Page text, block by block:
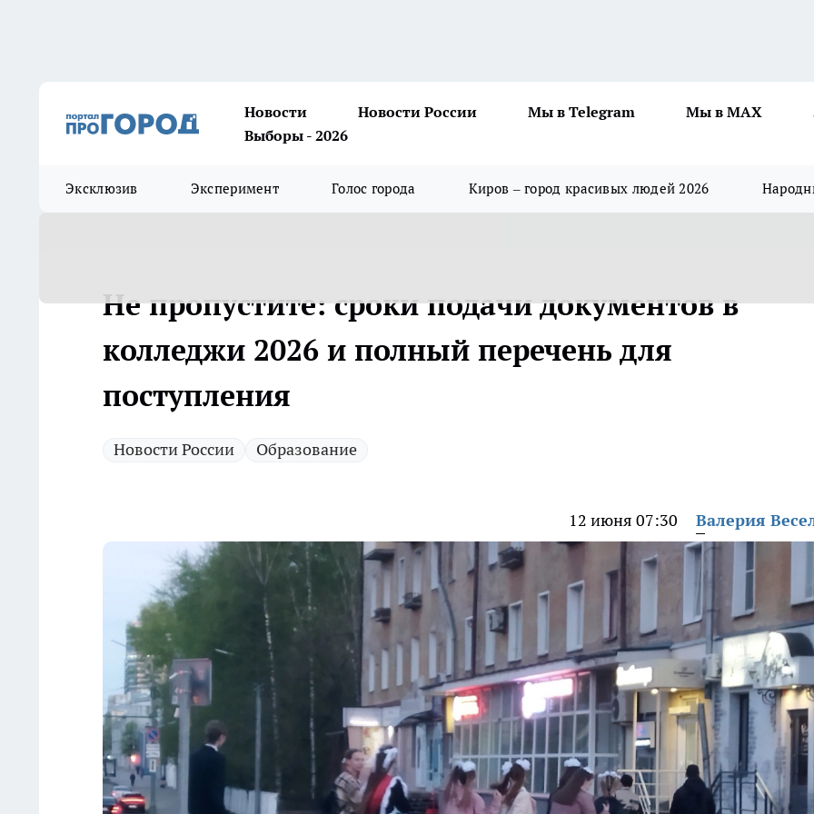
Новости Новости России Мы в Telegram Мы в MAX
Выборы - 2026
Эксклюзив Эксперимент Голос города Киров – город красивых людей 2026
Не пропустите: сроки подачи документов в
колледжи 2026 и полный перечень для
поступления
Новости России Образование
12 июня 07:30 Валерия